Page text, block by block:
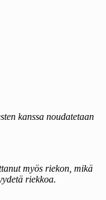
kanssa noudatetaan
myös riekon, mikä
riekkoa.